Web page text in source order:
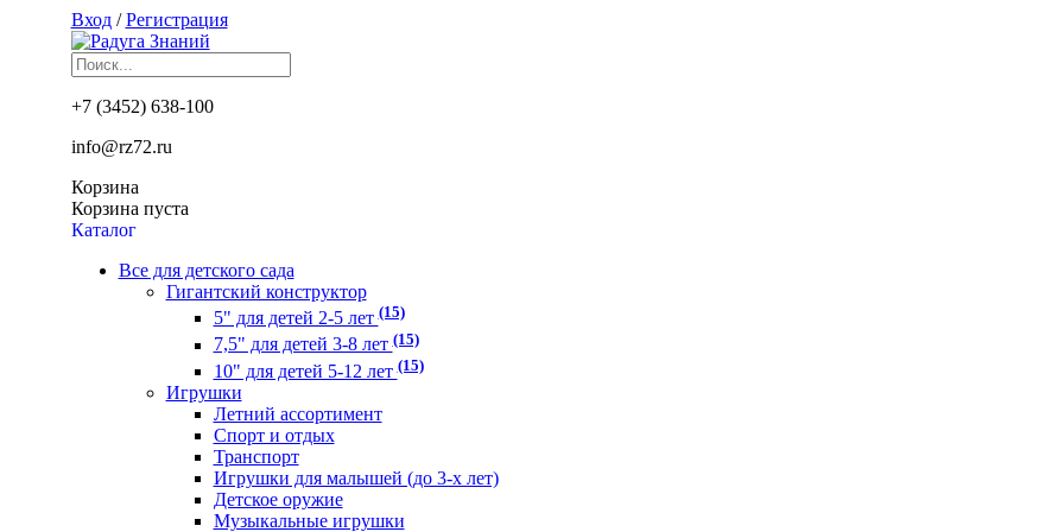
Вход/Регистрация
+7 (3452) 638-100
info@rz72.ru
Корзина
Корзина пуста
Каталог
Все для детского сада
Гигантский конструктор
5" для детей 2-5 лет(15)
7,5" для детей 3-8 лет(15)
10" для детей 5-12 лет(15)
Игрушки
Летний ассортимент
Спорт и отдых
Транспорт
Игрушки для малышей (до 3-х лет)
Детское оружие
Музыкальные игрушки